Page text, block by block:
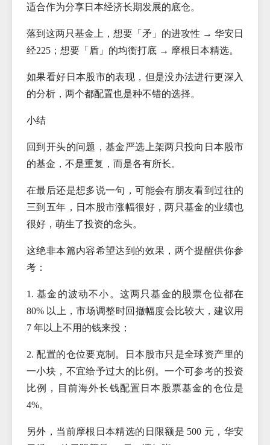
适合作为分享日本经济长期发展的底仓。
落到这两只基金上，想要「矛」的进攻性 → 华安日
经225；想要「盾」的均衡打底 → 摩根日本精选。
如果看好日本股市的表现，但是没办法进行更深入
的分析，两个都配置也是种不错的选择。
小结
回到开头的问题，基金严选上架两只投向日本股市
的基金，不是重复，而是各有所长。
在最后还是想多说一句，可能会有朋友看到过往的
三到五年，日本股市涨幅很好，两只基金的业绩也
很好，萌生了投资的念头。
这绝非本篇内容希望达到的效果，两个提醒供你参
考：
1. 基金的波动不小。这两只基金的股票仓位都在
80% 以上，市场调整时回撤幅度会比较大，建议用
7 年以上不用的钱来投；
2. 配置的仓位要克制。日本股市只是全球资产里的
一小块，不宜给予过大的比例。一个可参考的投资
比例，目前海外长钱配置日本股票基金的仓位是
4%。
另外，当前摩根日本精选的日限额是 500 元，华安